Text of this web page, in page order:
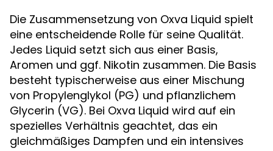
Die Zusammensetzung von Oxva Liquid spielt
eine entscheidende Rolle für seine Qualität.
Jedes Liquid setzt sich aus einer Basis,
Aromen und ggf. Nikotin zusammen. Die Basis
besteht typischerweise aus einer Mischung
von Propylenglykol (PG) und pflanzlichem
Glycerin (VG). Bei Oxva Liquid wird auf ein
spezielles Verhältnis geachtet, das ein
gleichmäßiges Dampfen und ein intensives